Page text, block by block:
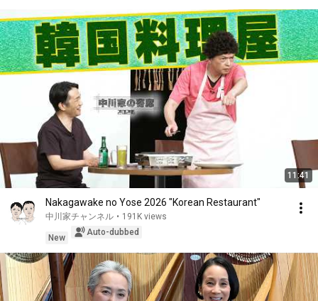
11:41
Nakagawake no Yose 2026 "Korean Restaurant"
中川家チャンネル • 191K views
New
Auto-dubbed